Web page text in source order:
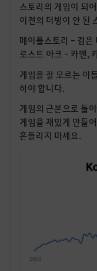
스토리의 게임이 되
이전의 더빙이 안 된
메이플스토리 - 검은
로스트 아크 - 카멘,
게임을 잘 모르는 이
하야 합니다.
게임의 근본으로 돌
게임을 재밌게 만들
흔들리지 마세요.